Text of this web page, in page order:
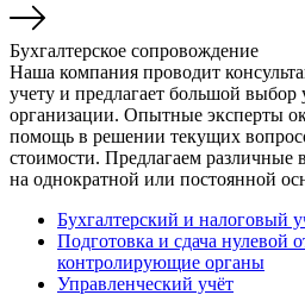
Бухгалтерское сопровождение
Наша компания проводит
учету и предлагает большой
организации. Опытные эксперты
помощь в решении текущих
стоимости. Предлагаем различные
на однократной или постоянной
Бухгалтерский и налоговый
Подготовка и сдача нулевой
контролирующие органы
Управленческий учёт